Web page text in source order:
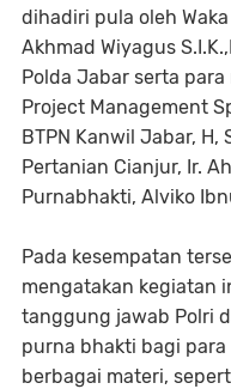
dihadiri pula oleh
Akhmad Wiyagus
Polda Jabar serta
Project Management
BTPN Kanwil Jabar, H,
Pertanian Cianjur, Ir.
Purnabhakti, Alviko
Pada kesempatan
mengatakan kegiatan
tanggung jawab Polri
purna bhakti bagi
berbagai materi,